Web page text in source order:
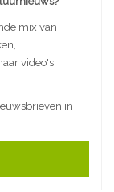
mix van
video's,
in